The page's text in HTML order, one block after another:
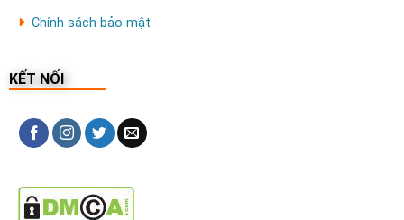
Chính sách bảo mật
KẾT NỐI